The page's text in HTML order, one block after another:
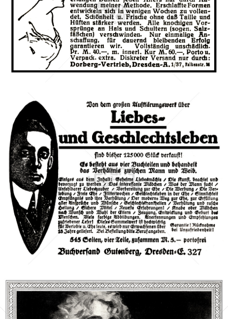
Dorberg-Vertrieb, Dresden
Dorberg-Vertrieb, Dresden
1921
Bild-ID: 40440
Buchversand Gutenberg, Dresden
Buchversand Gutenberg, Dresden
1924
Bild-ID: 40380